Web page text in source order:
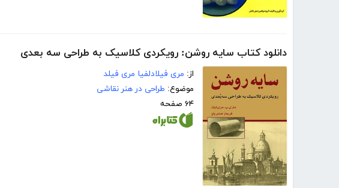
دانلود کتاب سایه روشن: رویکردی کلاسیک به طراحی سه بعدی
از: مری فیلادلفیا مری فیلد
موضوع: طراحی در هنر نقاشی
۶۴ صفحه